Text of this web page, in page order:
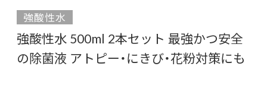
強酸性水
強酸性水 500ml 2本セット 最強かつ安全
の除菌液 アトピー・にきび・花粉対策にも